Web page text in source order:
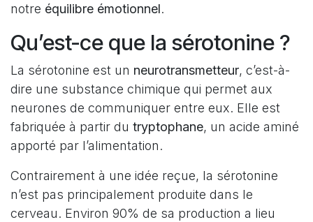
notre équilibre émotionnel.
Qu’est-ce que la sérotonine ?
La sérotonine est un neurotransmetteur, c’est-à-
dire une substance chimique qui permet aux
neurones de communiquer entre eux. Elle est
fabriquée à partir du tryptophane, un acide aminé
apporté par l’alimentation.
Contrairement à une idée reçue, la sérotonine
n’est pas principalement produite dans le
cerveau. Environ 90% de sa production a lieu